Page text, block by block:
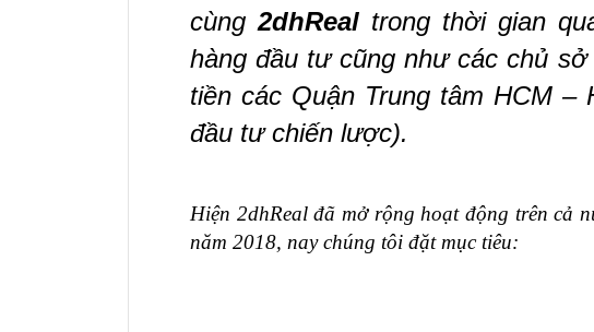
cùng2dhReal trong thời gian
hàng đầu tư cũng như các chủ
tiền các Quận Trung tâm HCM –
đầu tư chiến lược).
Hiện 2dhReal đã mở rộng hoạt động trên cả
năm 2018, nay chúng tôi đặt mục tiêu: